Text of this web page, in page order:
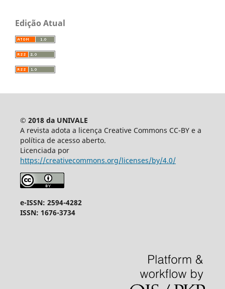
Edição Atual
© 2018 da UNIVALE
A revista adota a licença Creative Commons CC-BY e a
política de acesso aberto.
Licenciada por
https://creativecommons.org/licenses/by/4.0/
e-ISSN: 2594-4282
ISSN: 1676-3734